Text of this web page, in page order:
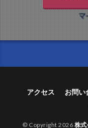
アクセス お問い
© Copyright 2026 株